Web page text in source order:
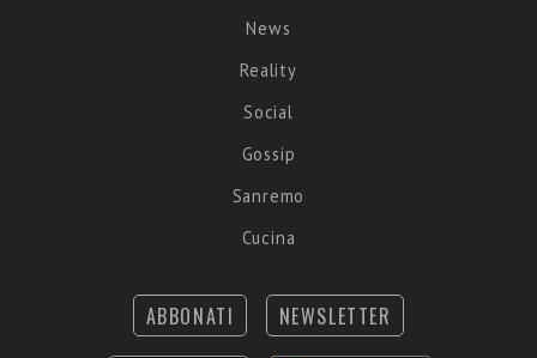
News
Reality
Social
Gossip
Sanremo
Cucina
ABBONATI NEWSLETTER